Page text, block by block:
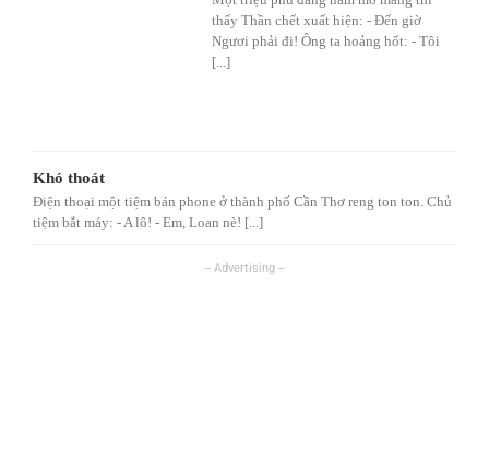
thấy Thần chết xuất hiện: - Đến giờ
Ngươi phải đi! Ông ta hoảng hốt: - Tôi
[...]
Khó thoát
Điện thoại một tiệm bán phone ở thành phố Cần Thơ reng ton ton. Chủ
tiệm bắt máy: - A lô! - Em, Loan nè! [...]